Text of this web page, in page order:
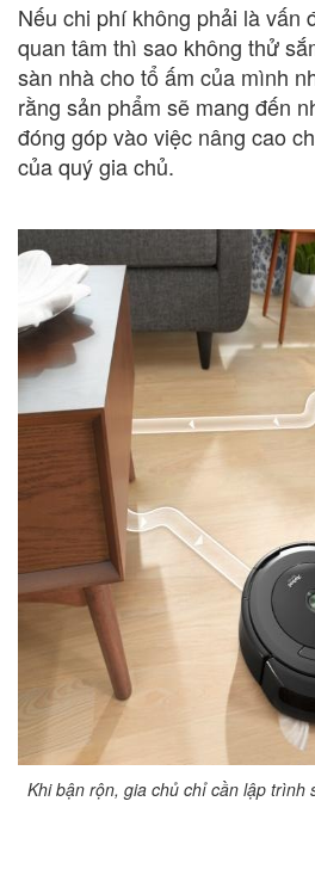
Nếu chi phí không phải là vấn
quan tâm thì sao không thử
sàn nhà cho tổ ấm của mình
rằng sản phẩm sẽ mang đến
đóng góp vào việc nâng cao
của quý gia chủ.
Khi bận rộn, gia chủ chỉ cần lập trình